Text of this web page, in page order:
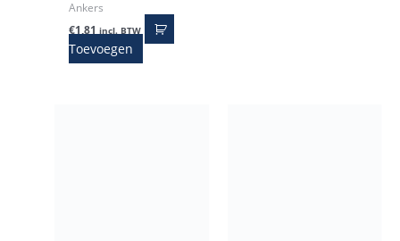
Ankers
€1,81 incl. BTW
Toevoegen